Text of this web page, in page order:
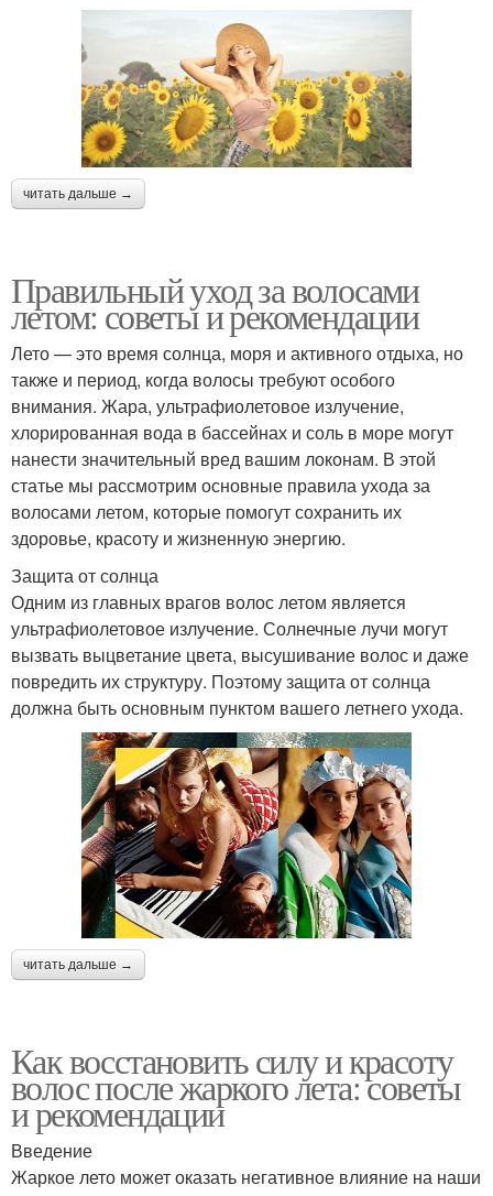
читать дальше →
Правильный уход за волосами
летом: советы и рекомендации
Лето — это время солнца, моря и активного отдыха, но
также и период, когда волосы требуют особого
внимания. Жара, ультрафиолетовое излучение,
хлорированная вода в бассейнах и соль в море могут
нанести значительный вред вашим локонам. В этой
статье мы рассмотрим основные правила ухода за
волосами летом, которые помогут сохранить их
здоровье, красоту и жизненную энергию.
Защита от солнца
Одним из главных врагов волос летом является
ультрафиолетовое излучение. Солнечные лучи могут
вызвать выцветание цвета, высушивание волос и даже
повредить их структуру. Поэтому защита от солнца
должна быть основным пунктом вашего летнего ухода.
читать дальше →
Как восстановить силу и красоту
волос после жаркого лета: советы
и рекомендации
Введение
Жаркое лето может оказать негативное влияние на наши